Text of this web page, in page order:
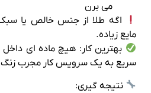
می‌ برن
اگه طلا از جنس خالص یا
مایع زیاده.
بهترین کار: هیچ ماده‌ ای داخل
سریع به یک سرویس‌ کار مجرب
نتیجه‌ گیری: